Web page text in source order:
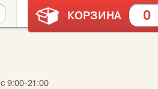
КОРЗИНА 0
с 9:00-21:00